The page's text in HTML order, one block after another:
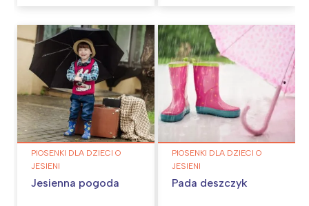
PIOSENKI DLA DZIECI O
JESIENI
Jesienna pogoda
PIOSENKI DLA DZIECI O
JESIENI
Pada deszczyk